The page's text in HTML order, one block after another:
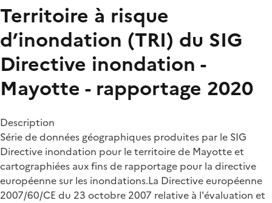
Territoire à risque
d’inondation (TRI) du SIG
Directive inondation -
Mayotte - rapportage 2020
Description
Série de données géographiques produites par le SIG
Directive inondation pour le territoire de Mayotte et
cartographiées aux fins de rapportage pour la directive
européenne sur les inondations.La Directive européenne
2007/60/CE du 23 octobre 2007 relative à l'évaluation et